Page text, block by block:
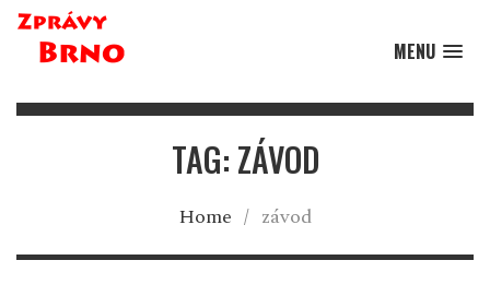
MENU
TAG: ZÁVOD
Home / závod